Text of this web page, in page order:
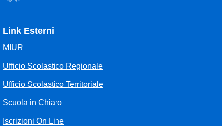
Link Esterni
MIUR
Ufficio Scolastico Regionale
Ufficio Scolastico Territoriale
Scuola in Chiaro
Iscrizioni On Line